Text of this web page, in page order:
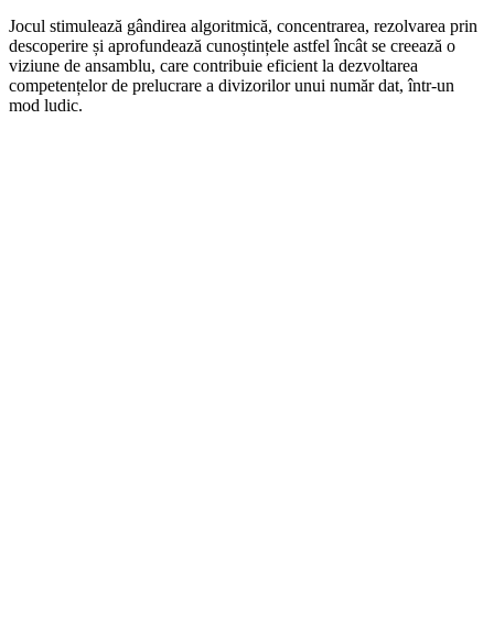
Jocul stimulează gândirea algoritmică, concentrarea, rezolvarea prin
descoperire și aprofundează cunoștințele astfel încât se creează o
viziune de ansamblu, care contribuie eficient la dezvoltarea
competențelor de prelucrare a divizorilor unui număr dat, într-un
mod ludic.